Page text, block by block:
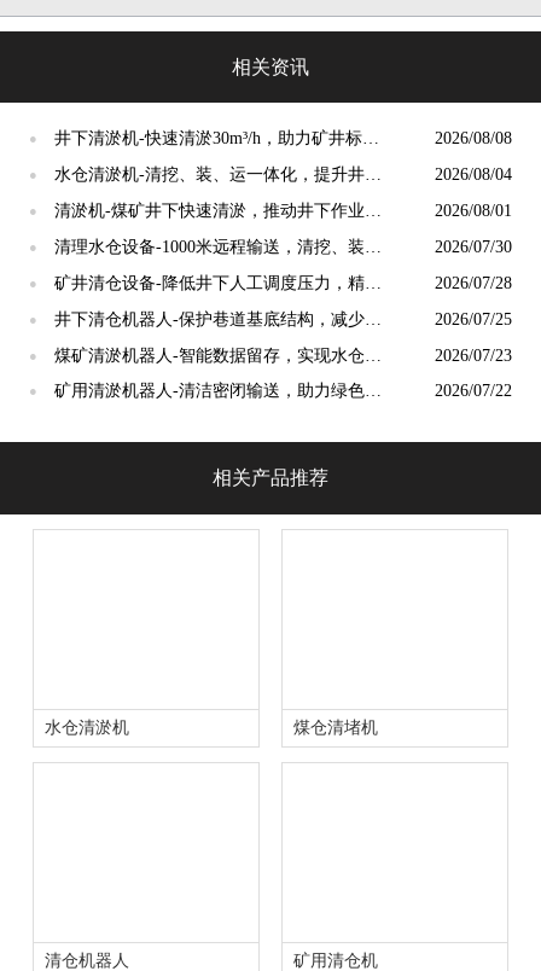
相关资讯
●
井下清淤机-快速清淤30m³/h，助力矿井标准
化生产建设[泵泵达]
2026/08/08
●
水仓清淤机-清挖、装、运一体化，提升井下
作业舒适化水平[泵泵达]
2026/08/04
●
清淤机-煤矿井下快速清淤，推动井下作业模
式革新[泵泵达]
2026/08/01
●
清理水仓设备-1000米远程输送，清挖、装
载、运输一体化作业 [泵泵达]
2026/07/30
●
矿井清仓设备-降低井下人工调度压力，精简
班组人力配置[泵泵达]
2026/07/28
●
井下清仓机器人-保护巷道基底结构，减少井
下基建损耗[泵泵达]
2026/07/25
●
煤矿清淤机器人-智能数据留存，实现水仓运
维精细化管理[泵泵达]
2026/07/23
●
矿用清淤机器人-清洁密闭输送，助力绿色矿
2026/07/22
相关产品推荐
水仓清淤机 煤仓清堵机
清仓机器人 矿用清仓机